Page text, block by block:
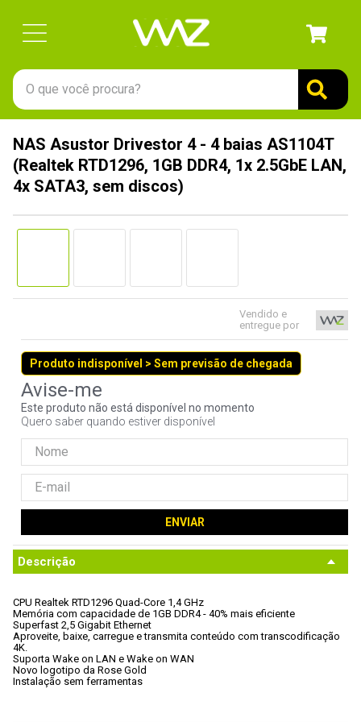
O que você procura?
NAS Asustor Drivestor 4 - 4 baias AS1104T
(Realtek RTD1296, 1GB DDR4, 1x 2.5GbE LAN,
4x SATA3, sem discos)
Vendido e
entregue por
Produto indisponível > Sem previsão de chegada
Este produto não está disponível no momento
Quero saber quando estiver disponível
ENVIAR
Descrição
CPU Realtek RTD1296 Quad-Core 1,4 GHz
Memória com capacidade de 1GB DDR4 - 40% mais eficiente
Superfast 2,5 Gigabit Ethernet
Aproveite, baixe, carregue e transmita conteúdo com transcodificação
4K.
Suporta Wake on LAN e Wake on WAN
Novo logotipo da Rose Gold
Instalação sem ferramentas
1º
gabinete
2º
keychron
8º
controle
9º
noctua
10º fractal